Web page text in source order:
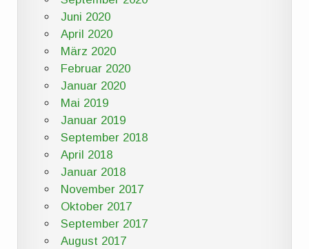
Juni 2020
April 2020
März 2020
Februar 2020
Januar 2020
Mai 2019
Januar 2019
September 2018
April 2018
Januar 2018
November 2017
Oktober 2017
September 2017
August 2017